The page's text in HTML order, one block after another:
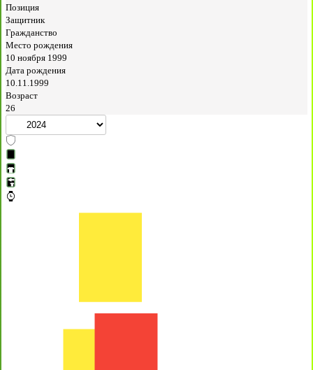
Позиция
Защитник
Гражданство
Место рождения
10 ноября 1999
Дата рождения
10.11.1999
Возраст
26